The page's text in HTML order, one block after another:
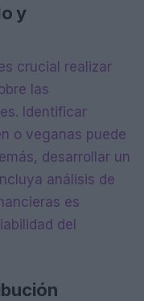
y
crucial realizar
las
Identificar
o veganas puede
desarrollar un
análisis de
es
del